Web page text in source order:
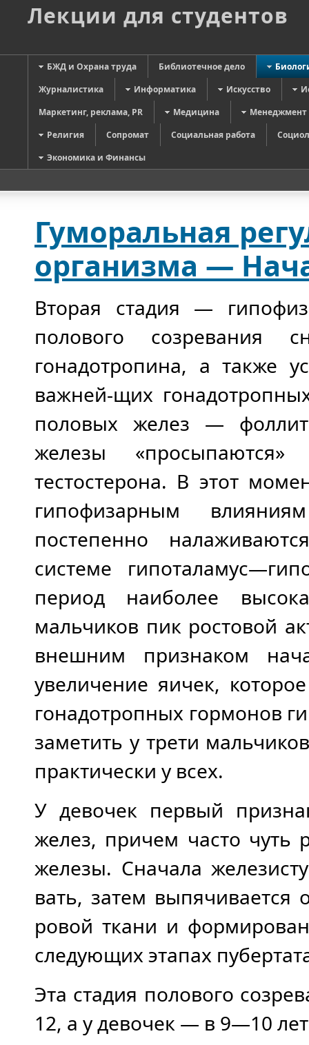
Лекции для студентов
БЖД и Охрана труда Библиотечное дело
Журналистика
Информатика Искусство
Маркетинг, реклама, PR
Медицина
Менеджмент
Религия
Сопромат Социальная работа
Экономика и Финансы
Гуморальная
организма —
Вторая стадия —
полового созревания
гонадотропина, а также
важней-щих
половых желез —
железы
тестостерона. В этот
гипофизарным
постепенно
системе
период наиболее
мальчиков пик ростовой
внешним признаком
увеличение яичек,
гонадотропных гормонов
заметить у трети
практически у всех.
У девочек первый
желез, причем часто чуть
железы. Сначала
вать, затем
ровой ткани и
следующих этапах
Эта стадия полового
12, а у девочек — в 9—10